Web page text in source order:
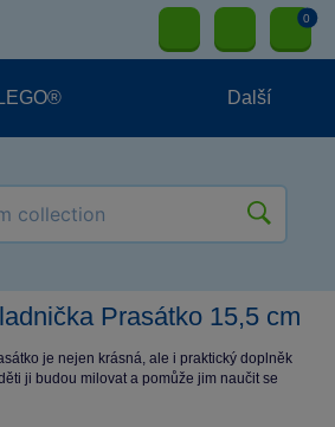
0
LEGO® Další
Prasátko 15,5 cm
je nejen krásná, ale i praktický doplněk
ji budou milovat a pomůže jim naučit se